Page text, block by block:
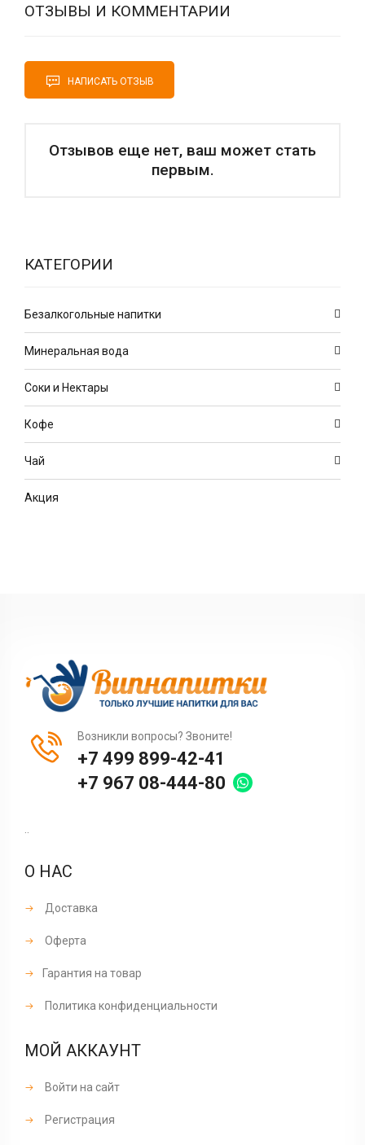
ОТЗЫВЫ И КОММЕНТАРИИ
НАПИСАТЬ ОТЗЫВ
Отзывов еще нет, ваш может стать
первым.
КАТЕГОРИИ
Безалкогольные напитки
Минеральная вода
Соки и Нектары
Кофе
Чай
Акция
Возникли вопросы? Звоните!
+7 499 899-42-41
+7 967 08-444-80
..
О НАС
Доставка
Оферта
Гарантия на товар
Политика конфиденциальности
МОЙ АККАУНТ
Войти на сайт
Регистрация